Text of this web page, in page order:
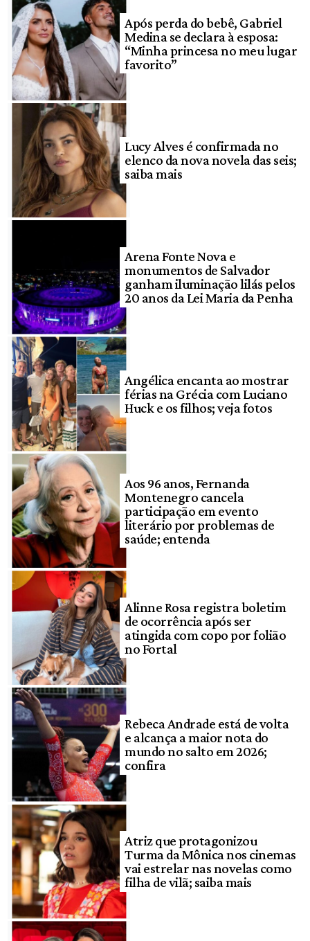
Após perda do bebê, Gabriel
Medina se declara à esposa:
“Minha princesa no meu lugar
favorito”
Lucy Alves é confirmada no
elenco da nova novela das seis;
saiba mais
Arena Fonte Nova e
monumentos de Salvador
ganham iluminação lilás pelos
20 anos da Lei Maria da Penha
Angélica encanta ao mostrar
férias na Grécia com Luciano
Huck e os filhos; veja fotos
Aos 96 anos, Fernanda
Montenegro cancela
participação em evento
literário por problemas de
saúde; entenda
Alinne Rosa registra boletim
de ocorrência após ser
atingida com copo por folião
no Fortal
Rebeca Andrade está de volta
e alcança a maior nota do
mundo no salto em 2026;
confira
Atriz que protagonizou
Turma da Mônica nos cinemas
vai estrelar nas novelas como
filha de vilã; saiba mais